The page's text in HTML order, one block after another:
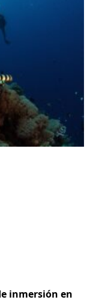
inmersión en